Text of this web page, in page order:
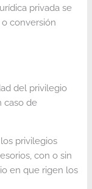
privada se
conversión
del privilegio
caso de
privilegios
con o sin
en que rigen los